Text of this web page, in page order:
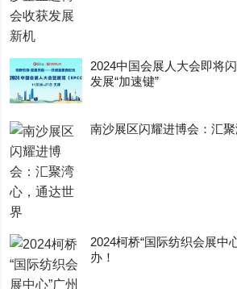
2024中国会展人大会即将
发展“加速键”
南沙展区闪耀进博会：汇
2024柯桥“国际纺织会展中
办！